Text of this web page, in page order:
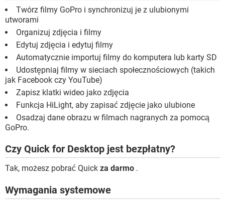
Twórz filmy GoPro i synchronizuj je z ulubionymi
utworami
Organizuj zdjęcia i filmy
Edytuj zdjęcia i edytuj filmy
Automatycznie importuj filmy do komputera lub karty SD
Udostępniaj filmy w sieciach społecznościowych (takich
jak Facebook czy YouTube)
Zapisz klatki wideo jako zdjęcia
Funkcja HiLight, aby zapisać zdjęcie jako ulubione
Osadzaj dane obrazu w filmach nagranych za pomocą
GoPro.
Czy Quick for Desktop jest bezpłatny?
Tak, możesz pobrać Quick za darmo .
Wymagania systemowe